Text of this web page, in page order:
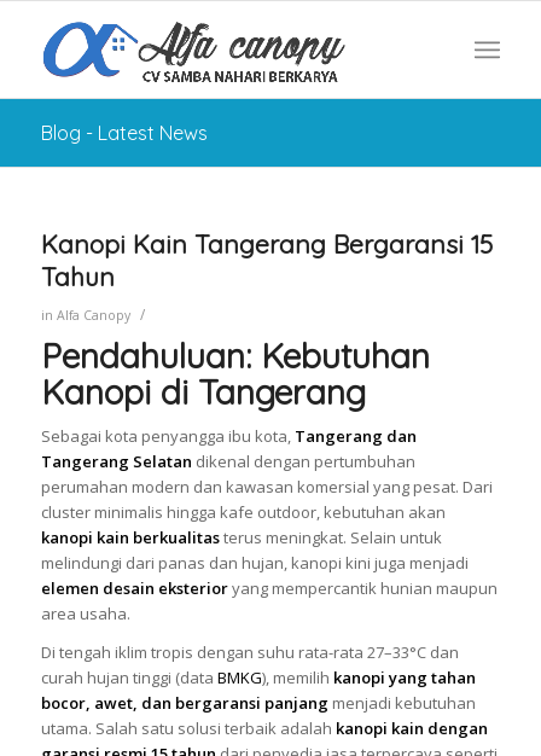
Blog - Latest News
Kanopi Kain Tangerang Bergaransi 15
Tahun
in Alfa Canopy /
Pendahuluan: Kebutuhan
Kanopi di Tangerang
Sebagai kota penyangga ibu kota, Tangerang dan
Tangerang Selatan dikenal dengan pertumbuhan
perumahan modern dan kawasan komersial yang pesat. Dari
cluster minimalis hingga kafe outdoor, kebutuhan akan
kanopi kain berkualitasterus meningkat. Selain untuk
melindungi dari panas dan hujan, kanopi kini juga menjadi
elemen desain eksterioryang mempercantik hunian maupun
area usaha.
Di tengah iklim tropis dengan suhu rata-rata 27–33°C dan
curah hujan tinggi (data BMKG), memilih kanopi yang tahan
bocor, awet, dan bergaransi panjangmenjadi kebutuhan
utama. Salah satu solusi terbaik adalah kanopi kain dengan